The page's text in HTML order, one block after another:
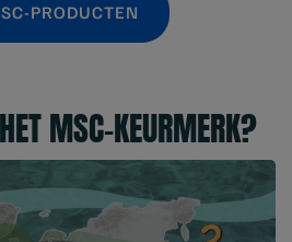
PRODUCTEN
MSC-KEURMERK?